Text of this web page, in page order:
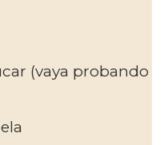
(vaya probando